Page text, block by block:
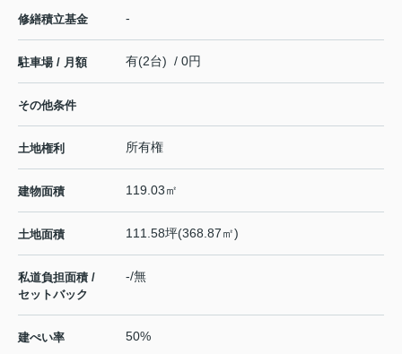
修繕積立基金 -
駐車場 / 月額 有(2台) / 0円
その他条件
土地権利 所有権
建物面積 119.03㎡
土地面積 111.58坪(368.87㎡)
私道負担面積 /
セットバック
-/無
建ぺい率 50%